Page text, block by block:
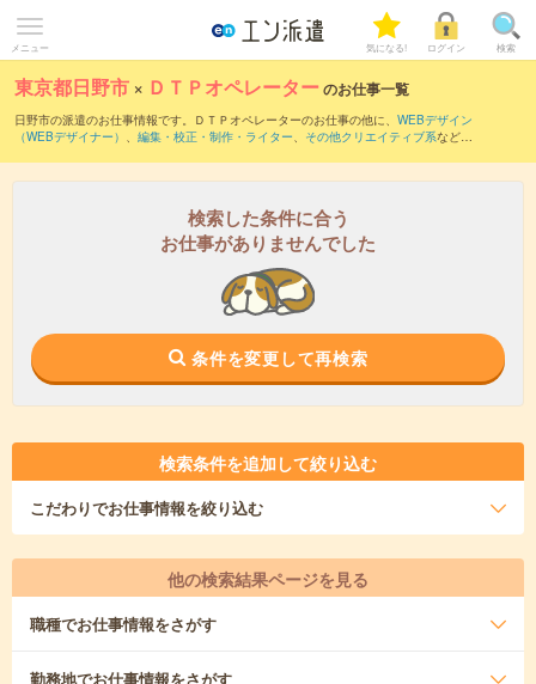
メニュー 気になる! ログイン 検索
東京都日野市 × ＤＴＰオペレーターのお仕事一覧
日野市の派遣のお仕事情報です。ＤＴＰオペレーターのお仕事の他に、 WEBデザイン
（WEBデザイナー） 、 編集・校正・制作・ライター、 その他クリエイティブ系などを
は？
検索した条件に合う
お仕事がありませんでした
条件を変更して再検索
検索条件を追加して絞り込む
こだわりでお仕事情報を絞り込む
他の検索結果ページを見る
職種でお仕事情報をさがす
勤務地でお仕事情報をさがす